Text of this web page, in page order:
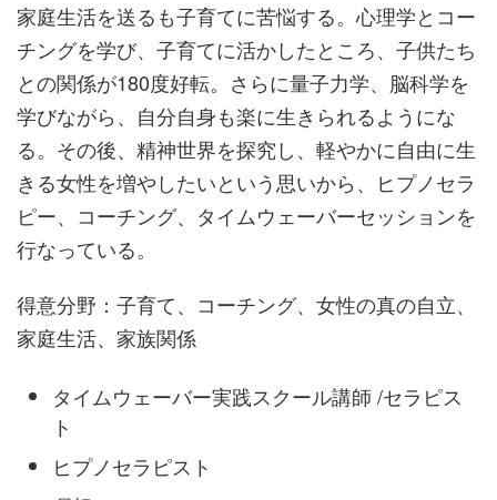
家庭生活を送るも子育てに苦悩する。心理学とコー
チングを学び、子育てに活かしたところ、子供たち
との関係が180度好転。さらに量子力学、脳科学を
学びながら、自分自身も楽に生きられるようにな
る。その後、精神世界を探究し、軽やかに自由に生
きる女性を増やしたいという思いから、ヒプノセラ
ピー、コーチング、タイムウェーバーセッションを
行なっている。
得意分野：子育て、コーチング、女性の真の自立、
家庭生活、家族関係
タイムウェーバー実践スクール講師 /セラピス
ト
ヒプノセラピスト